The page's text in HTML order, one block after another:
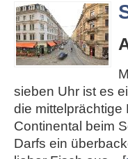
sieben Uhr ist es
die mittelprächtige
Continental beim
Darfs ein